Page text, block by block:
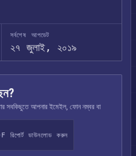
সর্বশেষ আপডেট
২৭ জুলাই, ২০১৯
সবকিছুতে আপনার ইমেইল, ফোন নম্বর বা
রিপোর্ট ডাউনলোড করুন